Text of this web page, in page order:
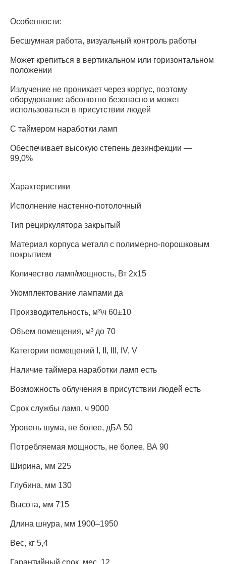
Особенности:
Бесшумная работа, визуальный контроль работы
Может крепиться в вертикальном или горизонтальном
положении
Излучение не проникает через корпус, поэтому
оборудование абсолютно безопасно и может
использоваться в присутствии людей
С таймером наработки ламп
Обеспечивает высокую степень дезинфекции —
99,0%
Характеристики
Исполнение настенно-потолочный
Тип рециркулятора закрытый
Материал корпуса металл с полимерно-порошковым
покрытием
Количество ламп/мощность, Вт 2х15
Укомплектование лампами да
Производительность, м³\ч 60±10
Объем помещения, м³ до 70
Категории помещений I, II, III, IV, V
Наличие таймера наработки ламп есть
Возможность облучения в присутствии людей есть
Срок службы ламп, ч 9000
Уровень шума, не более, дБА 50
Потребляемая мощность, не более, ВА 90
Ширина, мм 225
Глубина, мм 130
Высота, мм 715
Длина шнура, мм 1900–1950
Вес, кг 5,4
Гарантийный срок, мес. 12